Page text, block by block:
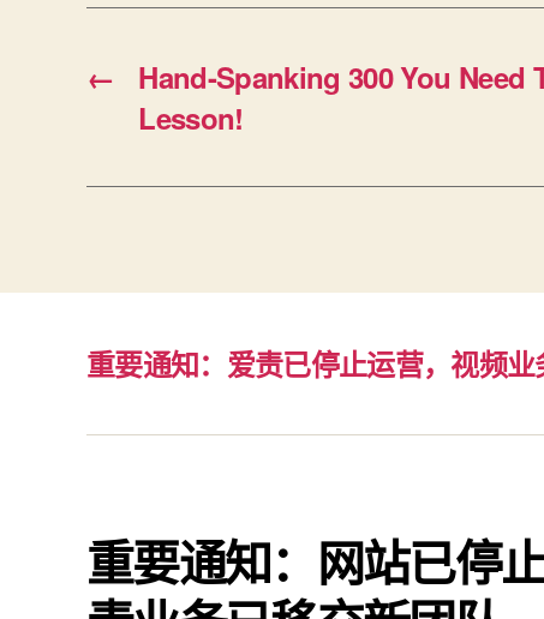
←
Hand-Spanking 300 You Need
Lesson!
重要通知：爱责已停止运营，视频业
重要通知：网站已停